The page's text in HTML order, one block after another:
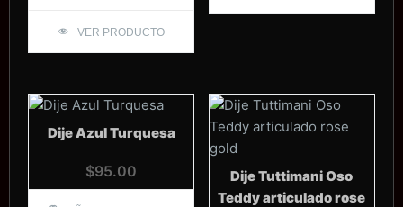
VER PRODUCTO
Dije Azul Turquesa
$95.00
Dije Tuttimani Oso
Teddy articulado rose